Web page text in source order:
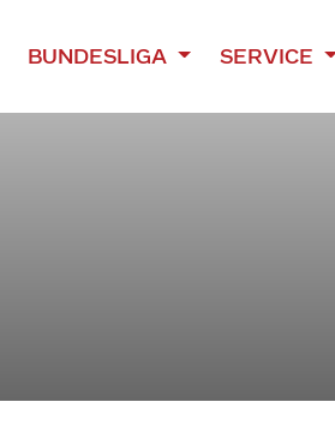
BUNDESLIGA SERVICE